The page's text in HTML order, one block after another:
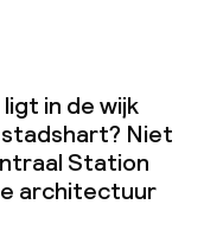
in de wijk
Niet
Station
architectuur